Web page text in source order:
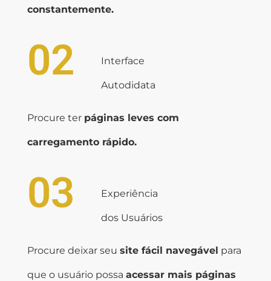
constantemente.
02 Interface
Autodidata
Procure ter páginas leves com
carregamento rápido.
03 Experiência
dos Usuários
Procure deixar seu site fácil navegável para
que o usuário possa acessar mais páginas